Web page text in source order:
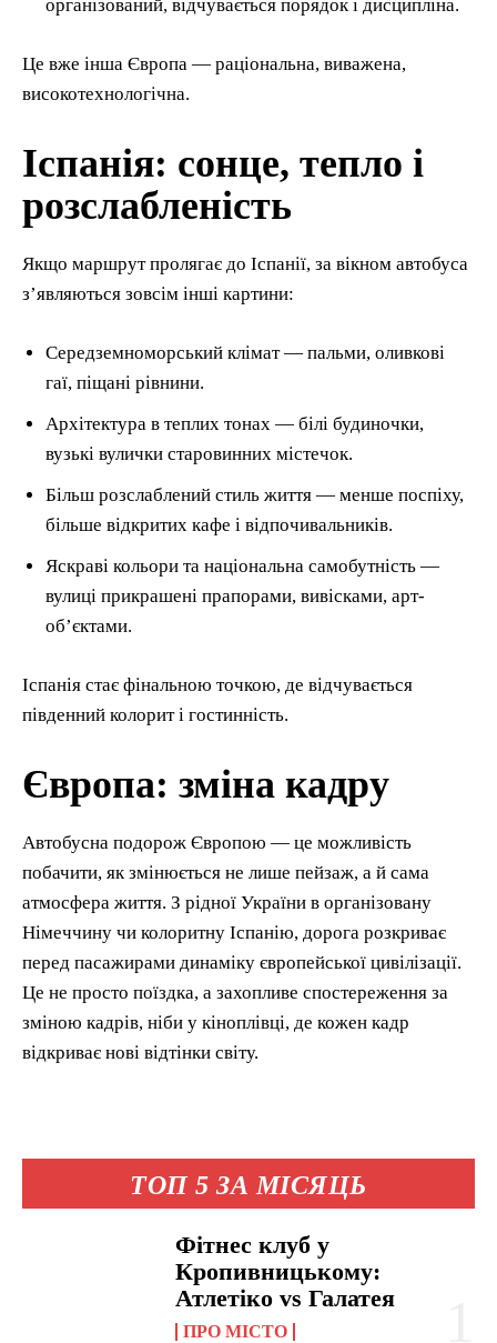
ТОП 5 ЗА МІСЯЦЬ
Фітнес клуб у
Кропивницькому:
Атлетіко vs Галатея
ПРО МІСТО
організований, відчувається порядок і дисципліна.
Це вже інша Європа — раціональна, виважена,
високотехнологічна.
Іспанія: сонце, тепло і
розслабленість
Якщо маршрут пролягає до Іспанії, за вікном автобуса
з’являються зовсім інші картини:
Середземноморський клімат — пальми, оливкові
гаї, піщані рівнини.
Архітектура в теплих тонах — білі будиночки,
вузькі вулички старовинних містечок.
Більш розслаблений стиль життя — менше поспіху,
більше відкритих кафе і відпочивальників.
Яскраві кольори та національна самобутність —
вулиці прикрашені прапорами, вивісками, арт-
об’єктами.
Іспанія стає фінальною точкою, де відчувається
південний колорит і гостинність.
Європа: зміна кадру
Автобусна подорож Європою — це можливість
побачити, як змінюється не лише пейзаж, а й сама
атмосфера життя. З рідної України в організовану
Німеччину чи колоритну Іспанію, дорога розкриває
перед пасажирами динаміку європейської цивілізації.
Це не просто поїздка, а захопливе спостереження за
зміною кадрів, ніби у кіноплівці, де кожен кадр
відкриває нові відтінки світу.